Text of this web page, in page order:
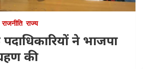
राजनीति राज्य
पदाधिकारियों ने भाजपा
की